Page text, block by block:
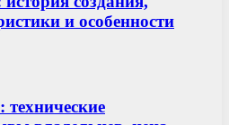
и особенности
технические